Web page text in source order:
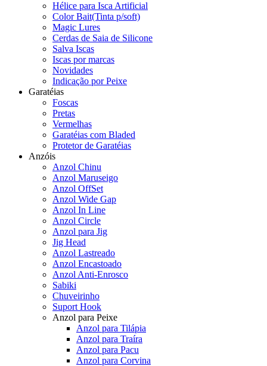
Hélice para Isca Artificial
Color Bait(Tinta p/soft)
Magic Lures
Cerdas de Saia de Silicone
Salva Iscas
Iscas por marcas
Novidades
Indicação por Peixe
Garatéias
Foscas
Pretas
Vermelhas
Garatéias com Bladed
Protetor de Garatéias
Anzóis
Anzol Chinu
Anzol Maruseigo
Anzol OffSet
Anzol Wide Gap
Anzol In Line
Anzol Circle
Anzol para Jig
Jig Head
Anzol Lastreado
Anzol Encastoado
Anzol Anti-Enrosco
Sabiki
Chuveirinho
Suport Hook
Anzol para Peixe
Anzol para Tilápia
Anzol para Traíra
Anzol para Pacu
Anzol para Corvina